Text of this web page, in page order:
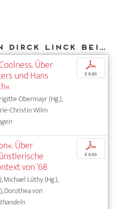
Weitere Texte von Dirck Linck bei DIAPHANES
Über
und Hans
Obermayr (Hg.),
Christin Wilm
p
€ 9,95
Über
von ’68
Michael Lüthy (Hg.),
Dorothea von
p
€ 9,95